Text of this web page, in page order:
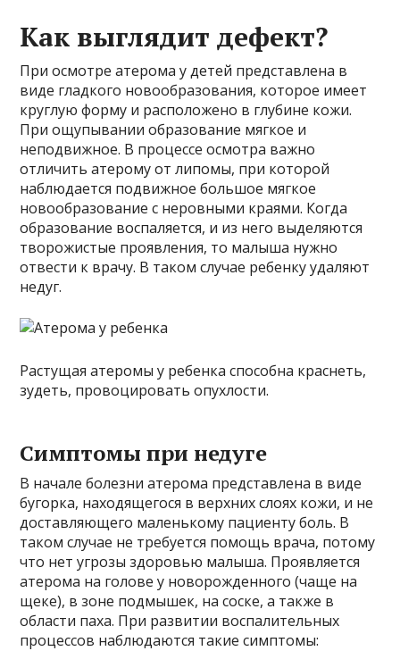
Как выглядит дефект?
При осмотре атерома у детей представлена в
виде гладкого новообразования, которое имеет
круглую форму и расположено в глубине кожи.
При ощупывании образование мягкое и
неподвижное. В процессе осмотра важно
отличить атерому от липомы, при которой
наблюдается подвижное большое мягкое
новообразование с неровными краями. Когда
образование воспаляется, и из него выделяются
творожистые проявления, то малыша нужно
отвести к врачу. В таком случае ребенку удаляют
недуг.
Растущая атеромы у ребенка способна краснеть,
зудеть, провоцировать опухлости.
Симптомы при недуге
В начале болезни атерома представлена в виде
бугорка, находящегося в верхних слоях кожи, и не
доставляющего маленькому пациенту боль. В
таком случае не требуется помощь врача, потому
что нет угрозы здоровью малыша. Проявляется
атерома на голове у новорожденного (чаще на
щеке), в зоне подмышек, на соске, а также в
области паха. При развитии воспалительных
процессов наблюдаются такие симптомы: